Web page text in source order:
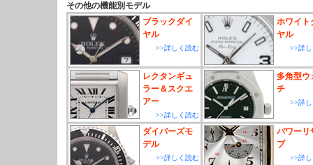
その他の機能別モデル
ブラックダイ
ヤル
>>詳しく読む
ホワイト
ヤル
>>詳
レクタンギュ
ラー＆スクエ
アー
>>詳しく読む
多角型ウ
チ
>>詳
ダイバーズモ
デル
>>詳しく読む
パワーリ
ブ
>>詳